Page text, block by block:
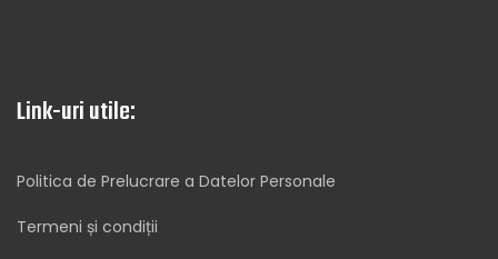
Link-uri utile:
Politica de Prelucrare a Datelor Personale
Termeni și condiții